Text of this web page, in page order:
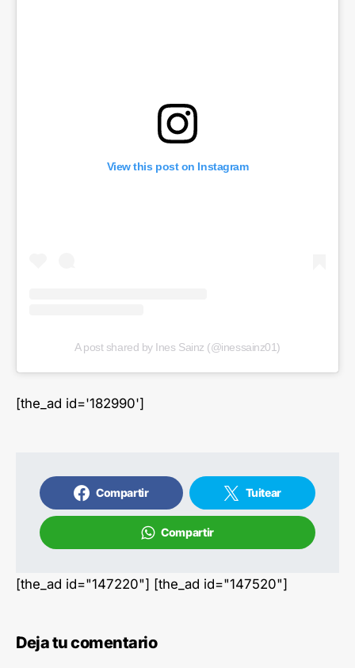
View this post on Instagram
A post shared by Ines Sainz (@inessainz01)
[the_ad id='182990']
Compartir Tuitear
Compartir
[the_ad id="147220"] [the_ad id="147520"]
Deja tu comentario